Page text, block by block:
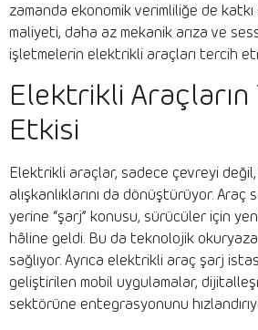
zamanda ekonomik verimliliğe de
maliyeti, daha az mekanik arıza ve
işletmelerin elektrikli araçları tercih
Elektrikli Araçların
Etkisi
Elektrikli araçlar, sadece çevreyi değil,
alışkanlıklarını da dönüştürüyor. Araç
yerine “şarj” konusu, sürücüler için
hâline geldi. Bu da teknolojik
sağlıyor. Ayrıca elektrikli araç şarj
geliştirilen mobil uygulamalar,
sektörüne entegrasyonunu